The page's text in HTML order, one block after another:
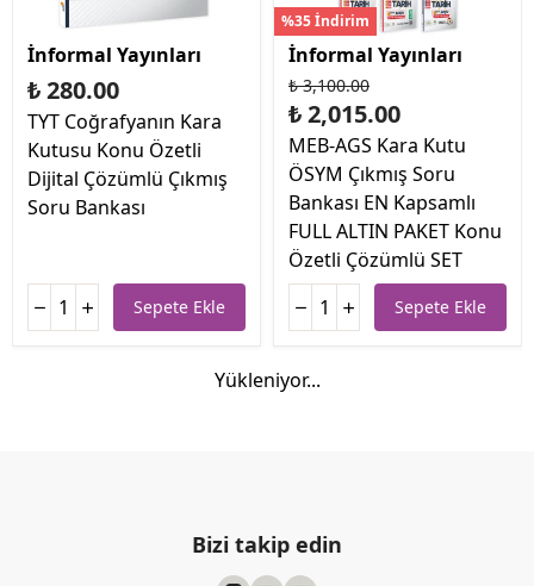
İnformal Yayınları
₺ 280.00
TYT Coğrafyanın Kara
Kutusu Konu Özetli
Dijital Çözümlü Çıkmış
Soru Bankası
Sepete Ekle
%35 İndirim
İnformal Yayınları
₺ 3,100.00
₺ 2,015.00
MEB-AGS Kara Kutu
ÖSYM Çıkmış Soru
Bankası EN Kapsamlı
FULL ALTIN PAKET Konu
Özetli Çözümlü SET
Sepete Ekle
Yükleniyor...
Bizi takip edin